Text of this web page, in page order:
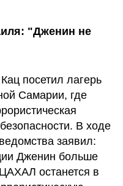
"Дженин не
посетил лагерь
Самарии, где
В ходе
заявил:
Дженин больше
останется в